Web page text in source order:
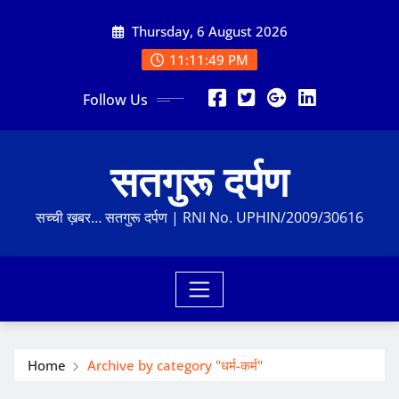
Thursday, 6 August 2026
11:11:50 PM
Follow Us
सतगुरू दर्पण
सच्ची ख़बर… सतगुरू दर्पण | RNI No. UPHIN/2009/30616
Home Archive by category "धर्म-कर्म"